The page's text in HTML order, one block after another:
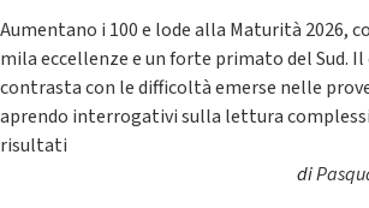
Aumentano i 100 e lode alla Maturità 2026,
mila eccellenze e un forte primato del Sud.
contrasta con le difficoltà emerse nelle
aprendo interrogativi sulla lettura
risultati
di